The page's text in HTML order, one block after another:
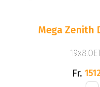
Mega Zenith
Fr.